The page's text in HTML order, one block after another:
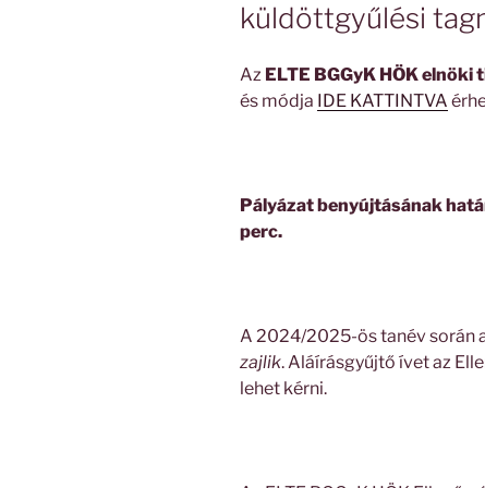
küldöttgyűlési
Az ELTE BGGyK HÖK elnöki
és módja IDE KATTINTVA
Pályázat benyújtásának
perc.
A 2024/2025-ös tanév során
zajlik. Aláírásgyűjtő ívet az
lehet kérni.